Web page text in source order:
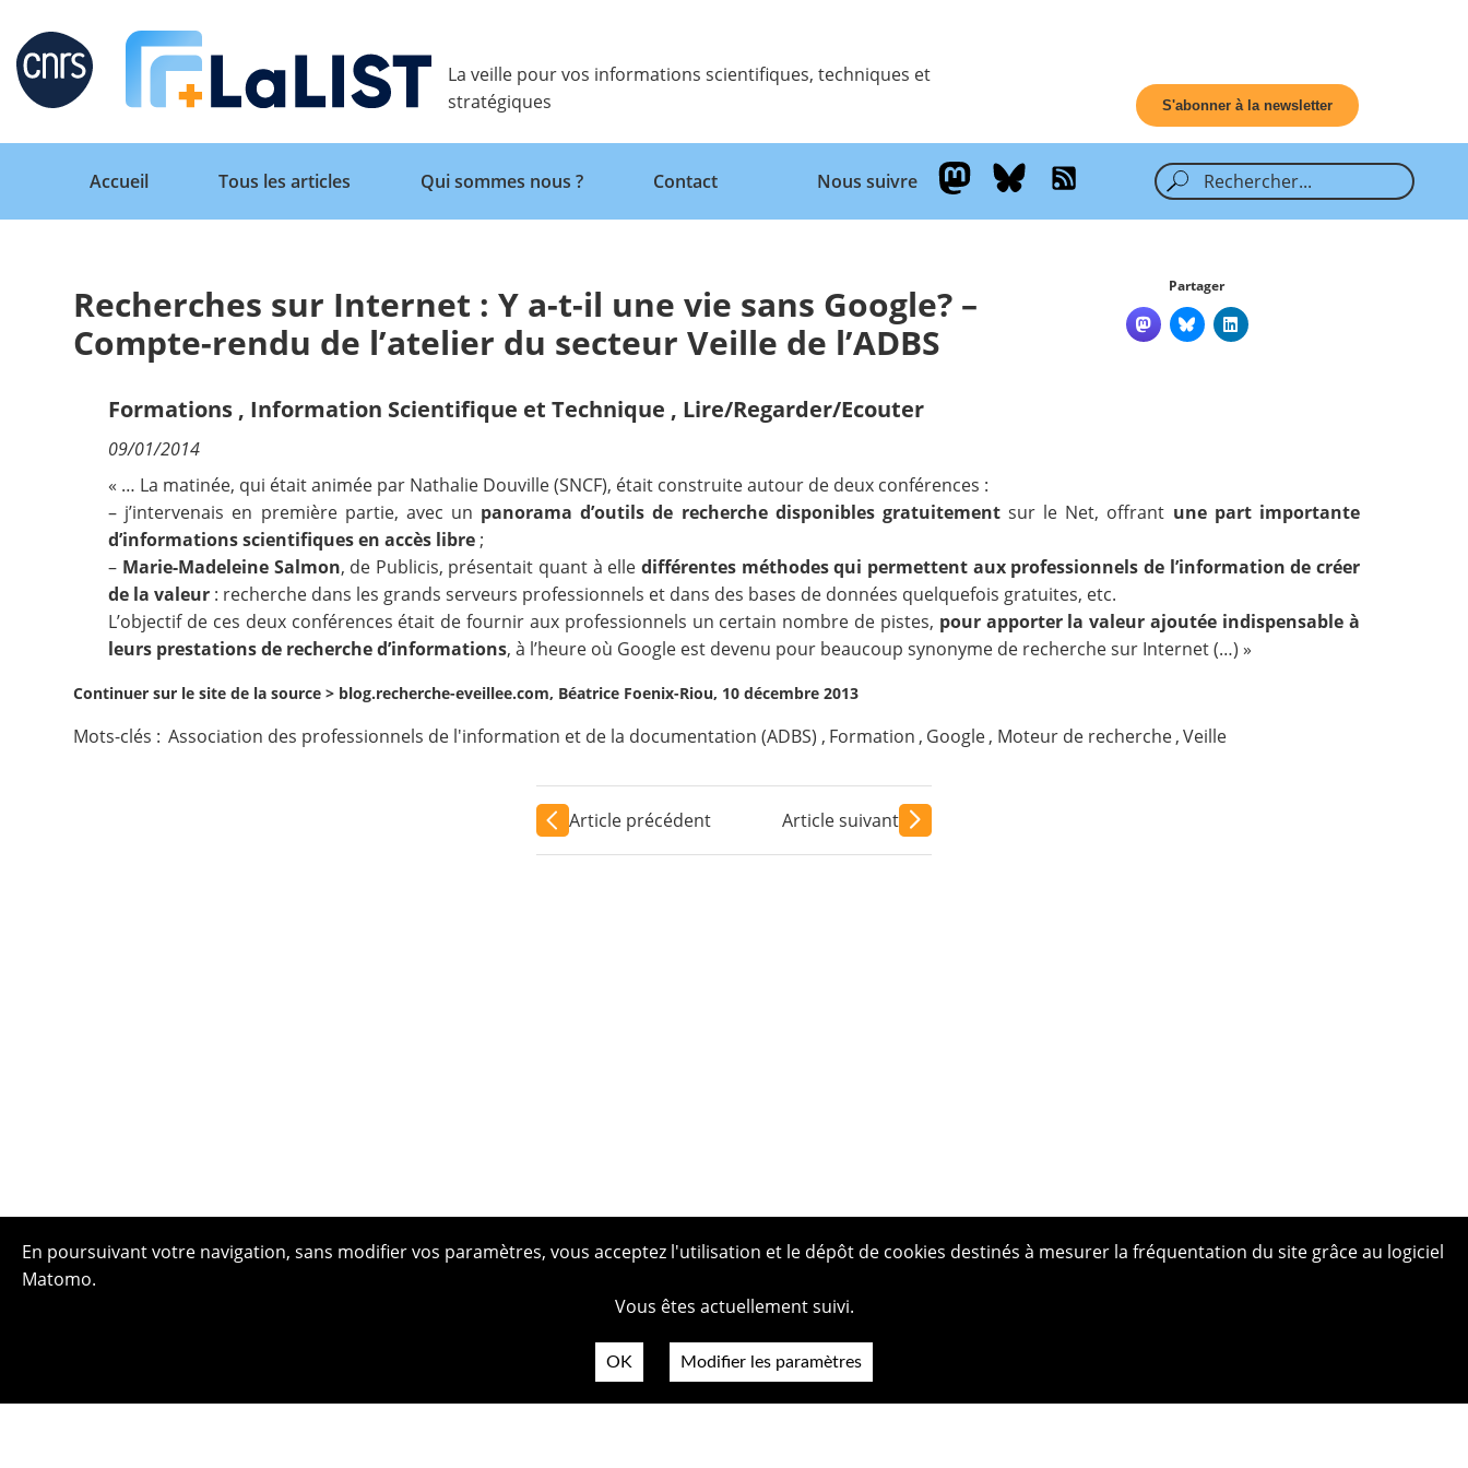
Retour
Accueil
Qui sommes nous ?
Nous suivre
La veille pour vos informations scientifiques, techniques et
stratégiques
S'abonner à la newsletter
Retour
Accueil
Tous les articles Qui sommes nous ? Contact Nous suivre
Recherches sur Internet : Y a-t-il une vie sans Google? –
Compte-rendu de l’atelier du secteur Veille de l’ADBS
Partager
Formations , Information Scientifique et Technique , Lire/Regarder/Ecouter
09/01/2014
« … La matinée, qui était animée par Nathalie Douville (SNCF), était construite autour de deux conférences :
– j’intervenais en première partie, avec un panorama d’outils de recherche disponibles gratuitementsur le Net, offrant une part importante
d’informations scientifiques en accès libre ;
– Marie-Madeleine Salmon, de Publicis, présentait quant à elledifférentes méthodes qui permettent aux professionnels de l’information de créer
de la valeur : recherche dans les grands serveurs professionnels et dans des bases de données quelquefois gratuites, etc.
L’objectif de ces deux conférences était de fournir aux professionnels un certain nombre de pistes, pour apporter la valeur ajoutée indispensable à
leurs prestations de recherche d’informations, à l’heure où Google est devenu pour beaucoup synonyme de recherche sur Internet (…) »
Continuer sur le site de la source > blog.recherche-eveillee.com, Béatrice Foenix-Riou, 10 décembre 2013
Mots-clés : Association des professionnels de l'information et de la documentation (ADBS) , Formation , Google, Moteur de recherche ,Veille
Article précédent Article suivant
En poursuivant votre navigation, sans modifier vos paramètres, vous acceptez l'utilisation et le dépôt de cookies destinés à mesurer la fréquentation du site grâce au logiciel
Matomo.
Vous êtes actuellement suivi.
OK Modifier les paramètres